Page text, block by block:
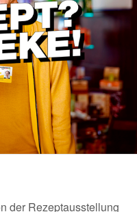
der Rezeptausstellung